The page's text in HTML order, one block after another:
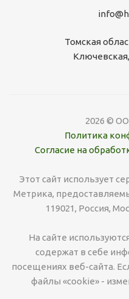
Томская
2026 ©
Политика
Согласие на
Этот сайт использует
Метрика,
119021, Россия,
На сайте
содержат в себе
посещениях веб-сайта.
файлы «cookie» -